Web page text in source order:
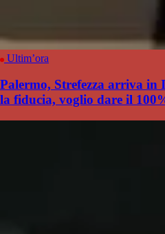
Ultim’ora
Palermo, Strefezza arriva
la fiducia, voglio dare il